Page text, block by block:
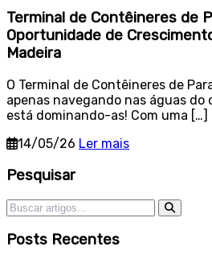
Terminal de Contêineres de
Oportunidade de
Madeira
O Terminal de Contêineres de
apenas navegando nas águas do
está dominando-as! Com uma […]
14/05/26 Ler mais
Sidebar
Pesquisar
Pesquisar por:
Posts Recentes